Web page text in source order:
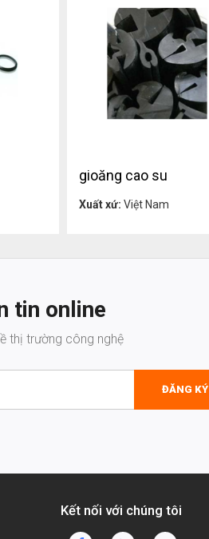
gioăng cao su
Xuất xứ: Việt Nam
tin online
thị trường công nghệ
ĐĂNG KÝ
Kết nối với chúng tôi